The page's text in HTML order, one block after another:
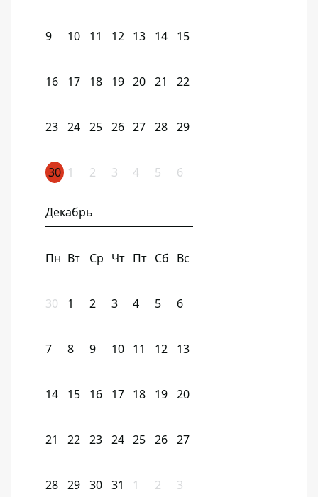
9 10 11 12 13 14 15
16 17 18 19 20 21 22
23 24 25 26 27 28 29
30 1 2 3 4 5 6
Декабрь
Пн Вт Ср Чт Пт Сб Вс
30 1 2 3 4 5 6
7 8 9 10 11 12 13
14 15 16 17 18 19 20
21 22 23 24 25 26 27
28 29 30 31 1 2 3